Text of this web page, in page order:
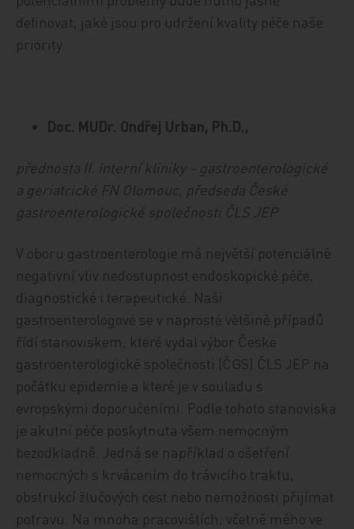
definovat, jaké jsou pro udržení kvality péče naše
priority.
Doc. MUDr. Ondřej Urban, Ph.D.,
přednosta II. interní kliniky – gastroenterologické
a geriatrické FN Olomouc, předseda České
gastroenterologické společnosti ČLS JEP
V oboru gastroenterologie má největší potenciálně
negativní vliv nedostupnost endoskopické péče,
diagnostické i terapeutické. Naši
gastroenterologové se v naprosté většině případů
řídí stanoviskem, které vydal výbor České
gastroenterologické společnosti (ČGS) ČLS JEP na
počátku epidemie a které je v souladu s
evropskými doporučeními. Podle tohoto stanoviska
je akutní péče poskytnuta všem nemocným
bezodkladně. Jedná se například o ošetření
nemocných s krvácením do trávicího traktu,
obstrukcí žlučových cest nebo nemožností přijímat
potravu. Na mnoha pracovištích, včetně mého ve